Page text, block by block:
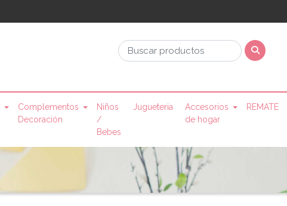
Complementos
Decoración
Niños
/
Bebes
Jugueteria
Accesorios
de hogar
REMATE